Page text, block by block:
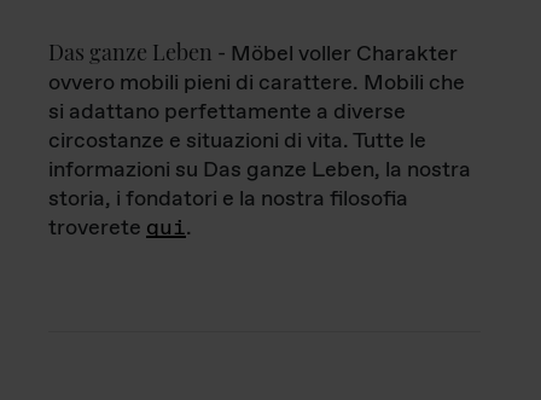
Das ganze Leben - Möbel voller Charakter
ovvero mobili pieni di carattere. Mobili che
si adattano perfettamente a diverse
circostanze e situazioni di vita. Tutte le
informazioni su Das ganze Leben, la nostra
storia, i fondatori e la nostra filosofia
troverete qui.